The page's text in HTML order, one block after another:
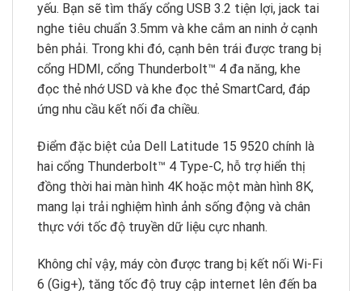
yếu. Bạn sẽ tìm thấy cổng USB 3.2 tiện lợi, jack tai
nghe tiêu chuẩn 3.5mm và khe cắm an ninh ở cạnh
bên phải. Trong khi đó, cạnh bên trái được trang bị
cổng HDMI, cổng Thunderbolt™ 4 đa năng, khe
đọc thẻ nhớ USD và khe đọc thẻ SmartCard, đáp
ứng nhu cầu kết nối đa chiều.
Điểm đặc biệt của Dell Latitude 15 9520 chính là
hai cổng Thunderbolt™ 4 Type-C, hỗ trợ hiển thị
đồng thời hai màn hình 4K hoặc một màn hình 8K,
mang lại trải nghiệm hình ảnh sống động và chân
thực với tốc độ truyền dữ liệu cực nhanh.
Không chỉ vậy, máy còn được trang bị kết nối Wi-Fi
6 (Gig+), tăng tốc độ truy cập internet lên đến ba